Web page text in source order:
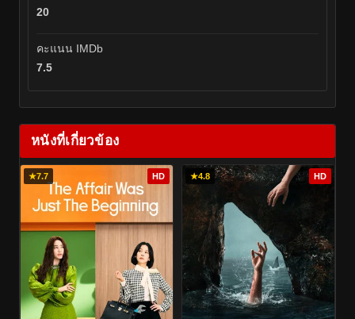
20
คะแนน IMDb
7.5
หนังที่เกี่ยวข้อง
★7.7 HD ★4.8 HD